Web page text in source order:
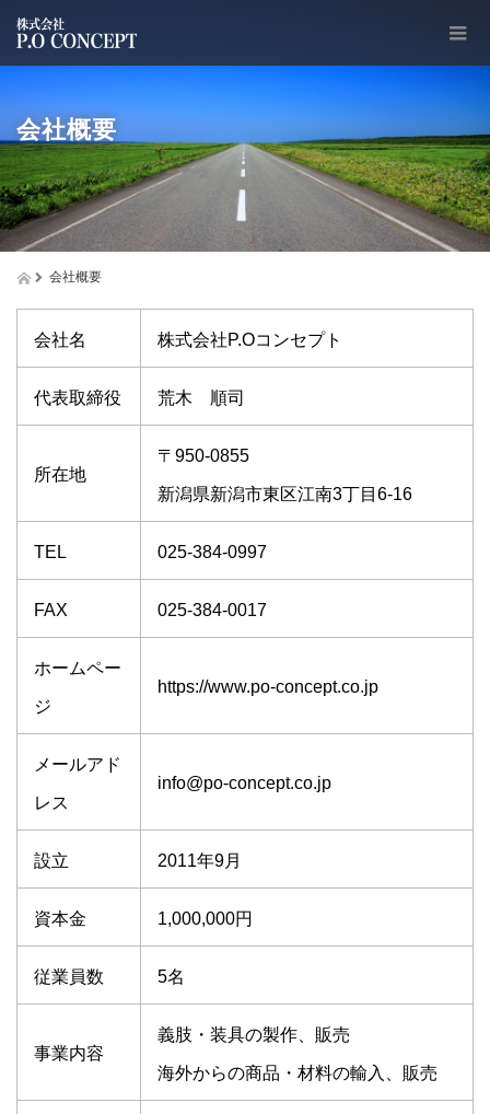
会社概要
会社概要
会社名 株式会社P.Oコンセプト
代表取締役 荒木 順司
所在地
〒950-0855
新潟県新潟市東区江南3丁目6-16
TEL 025-384-0997
FAX 025-384-0017
ホームペー
ジ
https://www.po-concept.co.jp
メールアド
レス
info@po-concept.co.jp
設立 2011年9月
資本金 1,000,000円
従業員数 5名
事業内容
義肢・装具の製作、販売
海外からの商品・材料の輸入、販売